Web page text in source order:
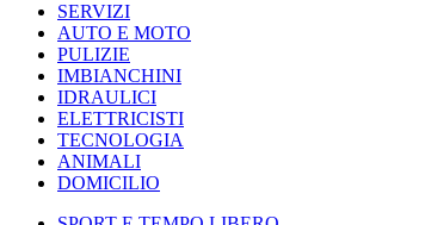
SERVIZI
AUTO E MOTO
PULIZIE
IMBIANCHINI
IDRAULICI
ELETTRICISTI
TECNOLOGIA
ANIMALI
DOMICILIO